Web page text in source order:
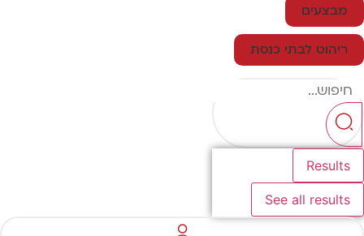
מבצעים
ריהוט לבתי כנסת
Results
See all results